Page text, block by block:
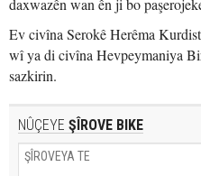
daxwazên wan ên ji bo
Ev civîna Serokê Herêma
wî ya di civîna Hevpeymaniya
sazkirin.
NÛÇEYE ŞÎROVE BIKE